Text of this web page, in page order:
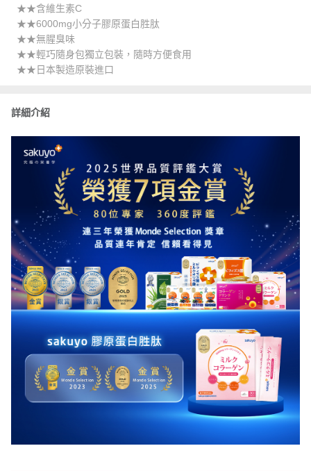
★★含維生素C
★★6000mg小分子膠原蛋白胜肽
★★無腥臭味
★★輕巧隨身包獨立包裝，隨時方便食用
★★日本製造原裝進口
詳細介紹